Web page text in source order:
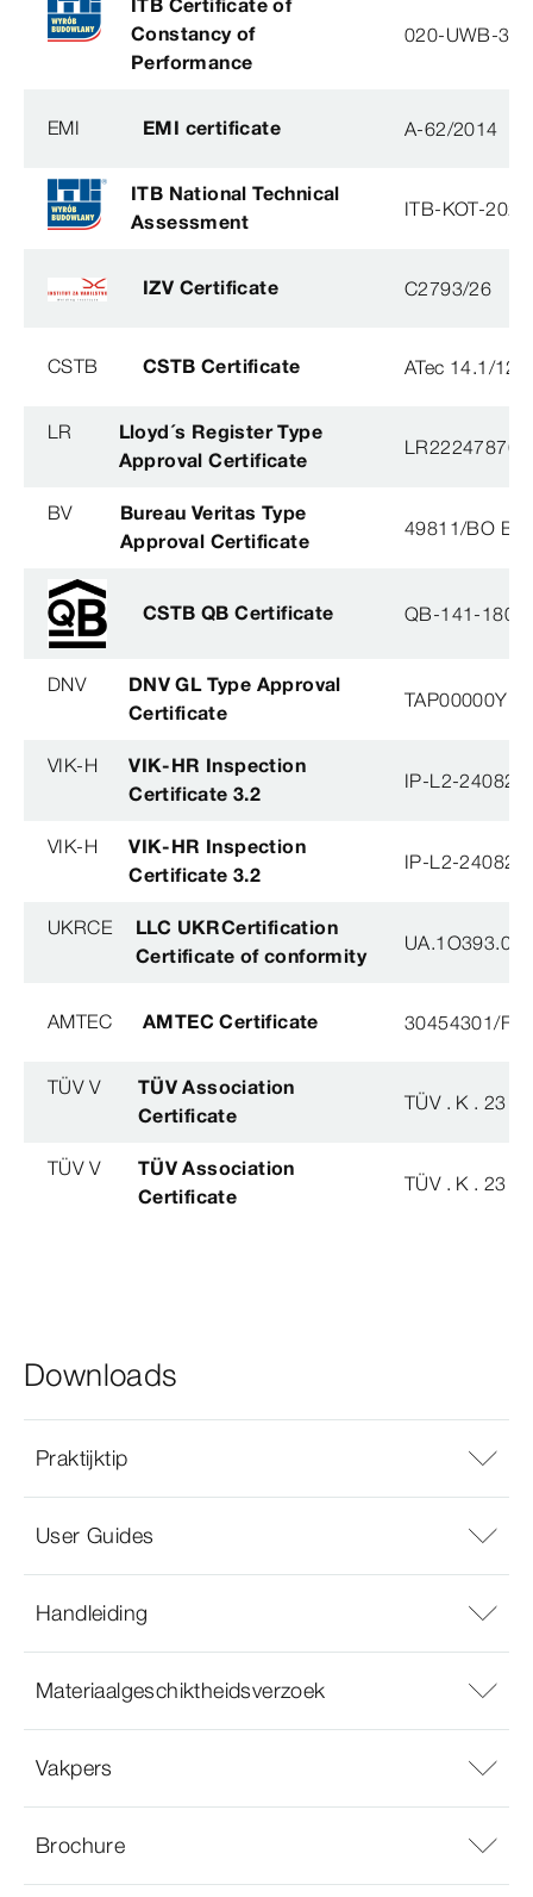
Constancy of
Performance
020-UWB-
EMI EMI certificate A-62/2014
ITB National Technical
Assessment
ITB-KOT-
IZV Certificate C2793/26
CSTB CSTB Certificate ATec 14.1/12-
LR
Lloyd´s Register Type
Approval Certificate
BV
Bureau Veritas Type
Approval Certificate
49811/BO BV
CSTB QB Certificate QB-141-
DNV
DNV GL Type Approval
Certificate
TAP00000YB
VIK-H
VIK-HR Inspection
Certificate 3.2
IP-L2-
VIK-H
VIK-HR Inspection
Certificate 3.2
IP-L2-
UKRCE
LLC UKRCertification
Certificate of conformity
AMTEC AMTEC Certificate 30454301/
TÜV V
TÜV Association
Certificate
TÜV . K . 23 -
TÜV V
TÜV Association
Certificate
TÜV . K . 23 -
Downloads
Praktijktip
User Guides
Handleiding
Materiaalgeschiktheidsverzoek
Vakpers
Brochure